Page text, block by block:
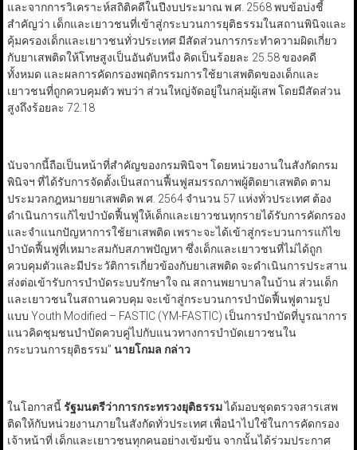
และจากการวิเคราะห์สถิติคดีในปีงบประมาณ พ.ศ. 2568 พบข้อบ่งชี้
สำคัญว่า เด็กและเยาวชนที่เข้าสู่กระบวนการยุติธรรมในสถานพินิจและ
คุ้มครองเด็กและเยาวชนทั่วประเทศ มีสัดส่วนการกระทำความผิดเกี่ยว
กับยาเสพติดให้โทษสูงเป็นอันดับหนึ่ง คิดเป็นร้อยละ 25.58 ของคดี
ทั้งหมด และผลการคัดกรองพฤติกรรมการใช้ยาเสพติดของเด็กและ
เยาวชนที่ถูกควบคุมตัว พบว่า ส่วนใหญ่จัดอยู่ในกลุ่มผู้เสพ โดยมีสัดส่วน
สูงถึงร้อยละ 72.18
นับจากนี้ถือเป็นหน้าที่สำคัญของกรมพินิจฯ โดยหน่วยงานในสังกัดกรม
พินิจฯ ที่ได้รับการจัดตั้งเป็นสถานฟื้นฟูสมรรถภาพผู้ติดยาเสพติด ตาม
ประมวลกฎหมายยาเสพติด พ.ศ. 2564 จำนวน 57 แห่งทั่วประเทศ ต้อง
ดำเนินการแก้ไขบำบัดฟื้นฟูให้เด็กและเยาวชนทุกรายได้รับการคัดกรอง
และจำแนกปัญหาการใช้ยาเสพติด เพราะจะได้เข้าสู่กระบวนการแก้ไข
บำบัดฟื้นฟูที่เหมาะสมกับสภาพปัญหา ซึ่งเด็กและเยาวชนที่ไม่ได้ถูก
ควบคุมตัวและมีประวัติการเกี่ยวข้องกับยาเสพติด จะดำเนินการประสาน
ส่งต่อเข้ารับการบำบัดระบบรักษาใจ ณ สถานพยาบาลในบ้าน ส่วนเด็ก
และเยาวชนในสถานควบคุม จะเข้าสู่กระบวนการบำบัดฟื้นฟูตามรูป
แบบ Youth Modified – FASTIC (YM-FASTIC) เป็นการบำบัดที่บูรณาการ
แนวคิดชุมชนบำบัดควบคู่ไปกับแนวทางการบำบัดเยาวชนใน
กระบวนการยุติธรรม” นายโกมล กล่าว
ในโอกาสนี้รัฐมนตรีว่าการกระทรวงยุติธรรมได้มอบชุดตรวจสารเสพ
ติดให้กับหน่วยงานภายในสังกัดทั่วประเทศ เพื่อนำไปใช้ในการคัดกรอง
เจ้าหน้าที่ เด็กและเยาวชนทุกคนอย่างเข้มข้น จากนั้นได้ร่วมประกาศ